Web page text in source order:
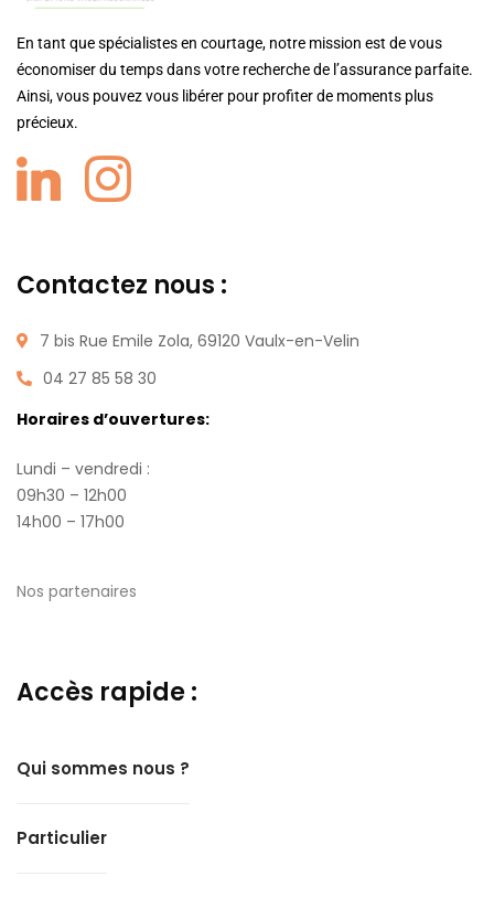
En tant que spécialistes en courtage, notre mission est de vous
économiser du temps dans votre recherche de l’assurance parfaite.
Ainsi, vous pouvez vous libérer pour profiter de moments plus
précieux.
Contactez nous :
7 bis Rue Emile Zola, 69120 Vaulx-en-Velin
04 27 85 58 30
Horaires d’ouvertures:
Lundi – vendredi :
09h30 – 12h00
14h00 – 17h00
Nos partenaires
Accès rapide :
Qui sommes nous ?
Particulier